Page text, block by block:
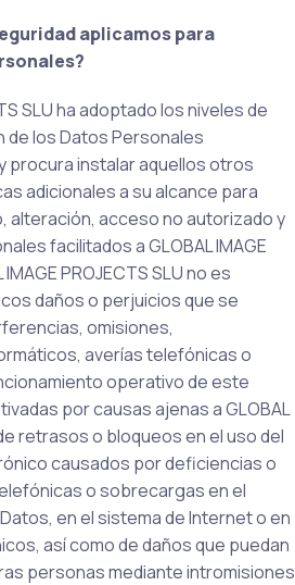
aplicamos para
SLU ha adoptado los niveles de
los Datos Personales
procura instalar aquellos otros
adicionales a su alcance para
alteración, acceso no autorizado y
facilitados a GLOBAL IMAGE
PROJECTS SLU no es
daños o perjuicios que se
omisiones,
averías telefónicas o
operativo de este
por causas ajenas a GLOBAL
retrasos o bloqueos en el uso del
causados por deficiencias o
o sobrecargas en el
en el sistema de Internet o en
así como de daños que puedan
personas mediante intromisiones